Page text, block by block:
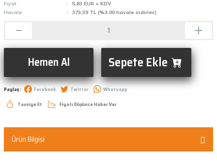
Fiyat
5,83 EUR + KDV
Havale
373,39 TL (%3,00 havale indirimi)
Hemen Al Sepete Ekle
Paylaş : Facebook Twitter
Whatsapp
Tavsiye Et
Fiyatı Düşünce Haber Ver
Ürün Bilgisi